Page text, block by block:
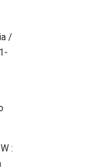
/
: